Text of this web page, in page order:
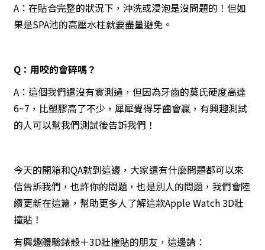
A：在貼合完整的狀況下，沖洗或浸泡是沒問題的！但如
果是SPA池的高壓水柱就要盡量避免。
Q：用咬的會碎嗎？
A：這個我們還沒有實測過，但因為牙齒的莫氏硬度高達
6~7，比塑膠高了不少，犀犀覺得牙齒會贏，有興趣測試
的人可以幫我們測試後告訴我們！
今天的開箱和QA就到這邊，大家還有什麼問題都可以來
信告訴我們，也許你的問題，也是別人的問題，我們會陸
續更新在這篇，幫助更多人了解這款Apple Watch 3D壯
撞貼！
有興趣體驗錶殼＋3D壯撞貼的朋友，這邊請：